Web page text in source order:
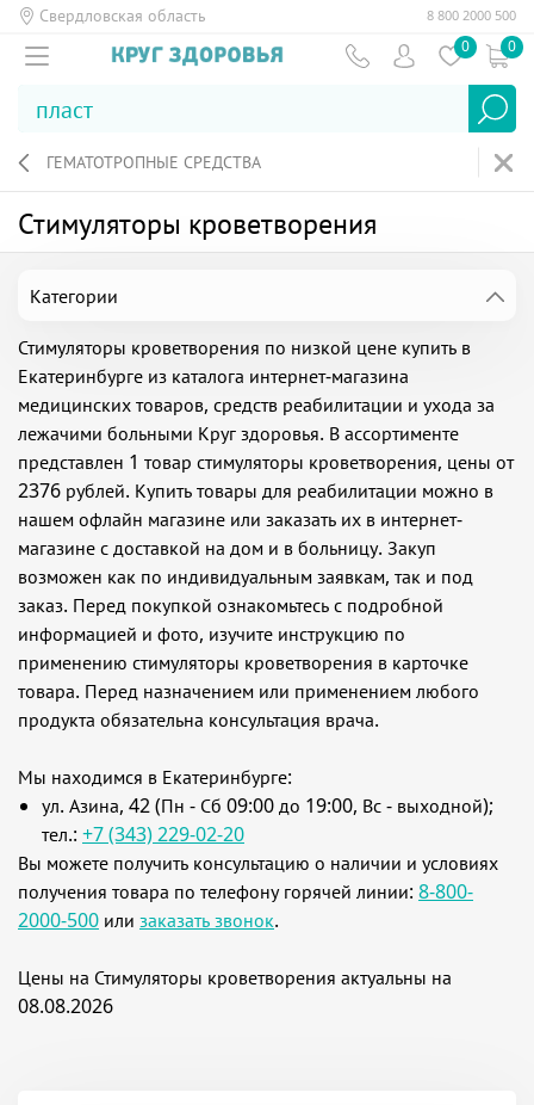
Свердловская область 8 800 2000 500
0 0
ГЕМАТОТРОПНЫЕ СРЕДСТВА
Стимуляторы кроветворения
Стимуляторы кроветворения по низкой цене купить в
Екатеринбурге из каталога интернет-магазина
медицинских товаров, средств реабилитации и ухода за
лежачими больными Круг здоровья. В ассортименте
представлен 1 товар стимуляторы кроветворения, цены от
2376 рублей. Купить товары для реабилитации можно в
нашем офлайн магазине или заказать их в интернет-
магазине с доставкой на дом и в больницу. Закуп
возможен как по индивидуальным заявкам, так и под
заказ. Перед покупкой ознакомьтесь с подробной
информацией и фото, изучите инструкцию по
применению стимуляторы кроветворения в карточке
товара. Перед назначением или применением любого
продукта обязательна консультация врача.
Мы находимся в Екатеринбурге:
ул. Азина, 42 (Пн - Сб 09:00 до 19:00, Вс - выходной);
тел.: +7 (343) 229-02-20
Вы можете получить консультацию о наличии и условиях
получения товара по телефону горячей линии: 8-800-
2000-500 или заказать звонок.
Цены на Стимуляторы кроветворения актуальны на
08.08.2026
Категории